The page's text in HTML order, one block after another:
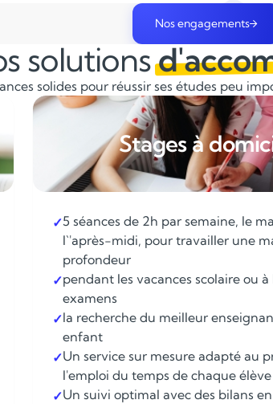
Nos engagements
solutions
solides pour réussir ses études peu
Stages à
✓5 séances de 2h par semaine, le
l`'après-midi, pour travailler une
profondeur
✓pendant les vacances scolaire ou
examens
✓la recherche du meilleur
enfant
✓Un service sur mesure adapté au
l'emploi du temps de chaque élève
✓Un suivi optimal avec des bilans